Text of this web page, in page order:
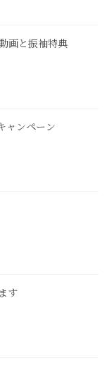
画と振袖特典
ャンペーン
す